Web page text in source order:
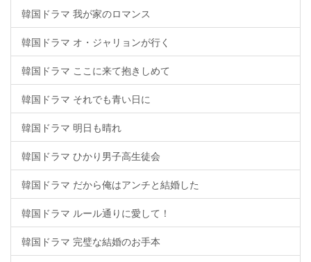
韓国ドラマ 我が家のロマンス
韓国ドラマ オ・ジャリョンが行く
韓国ドラマ ここに来て抱きしめて
韓国ドラマ それでも青い日に
韓国ドラマ 明日も晴れ
韓国ドラマ ひかり男子高生徒会
韓国ドラマ だから俺はアンチと結婚した
韓国ドラマ ルール通りに愛して！
韓国ドラマ 完璧な結婚のお手本